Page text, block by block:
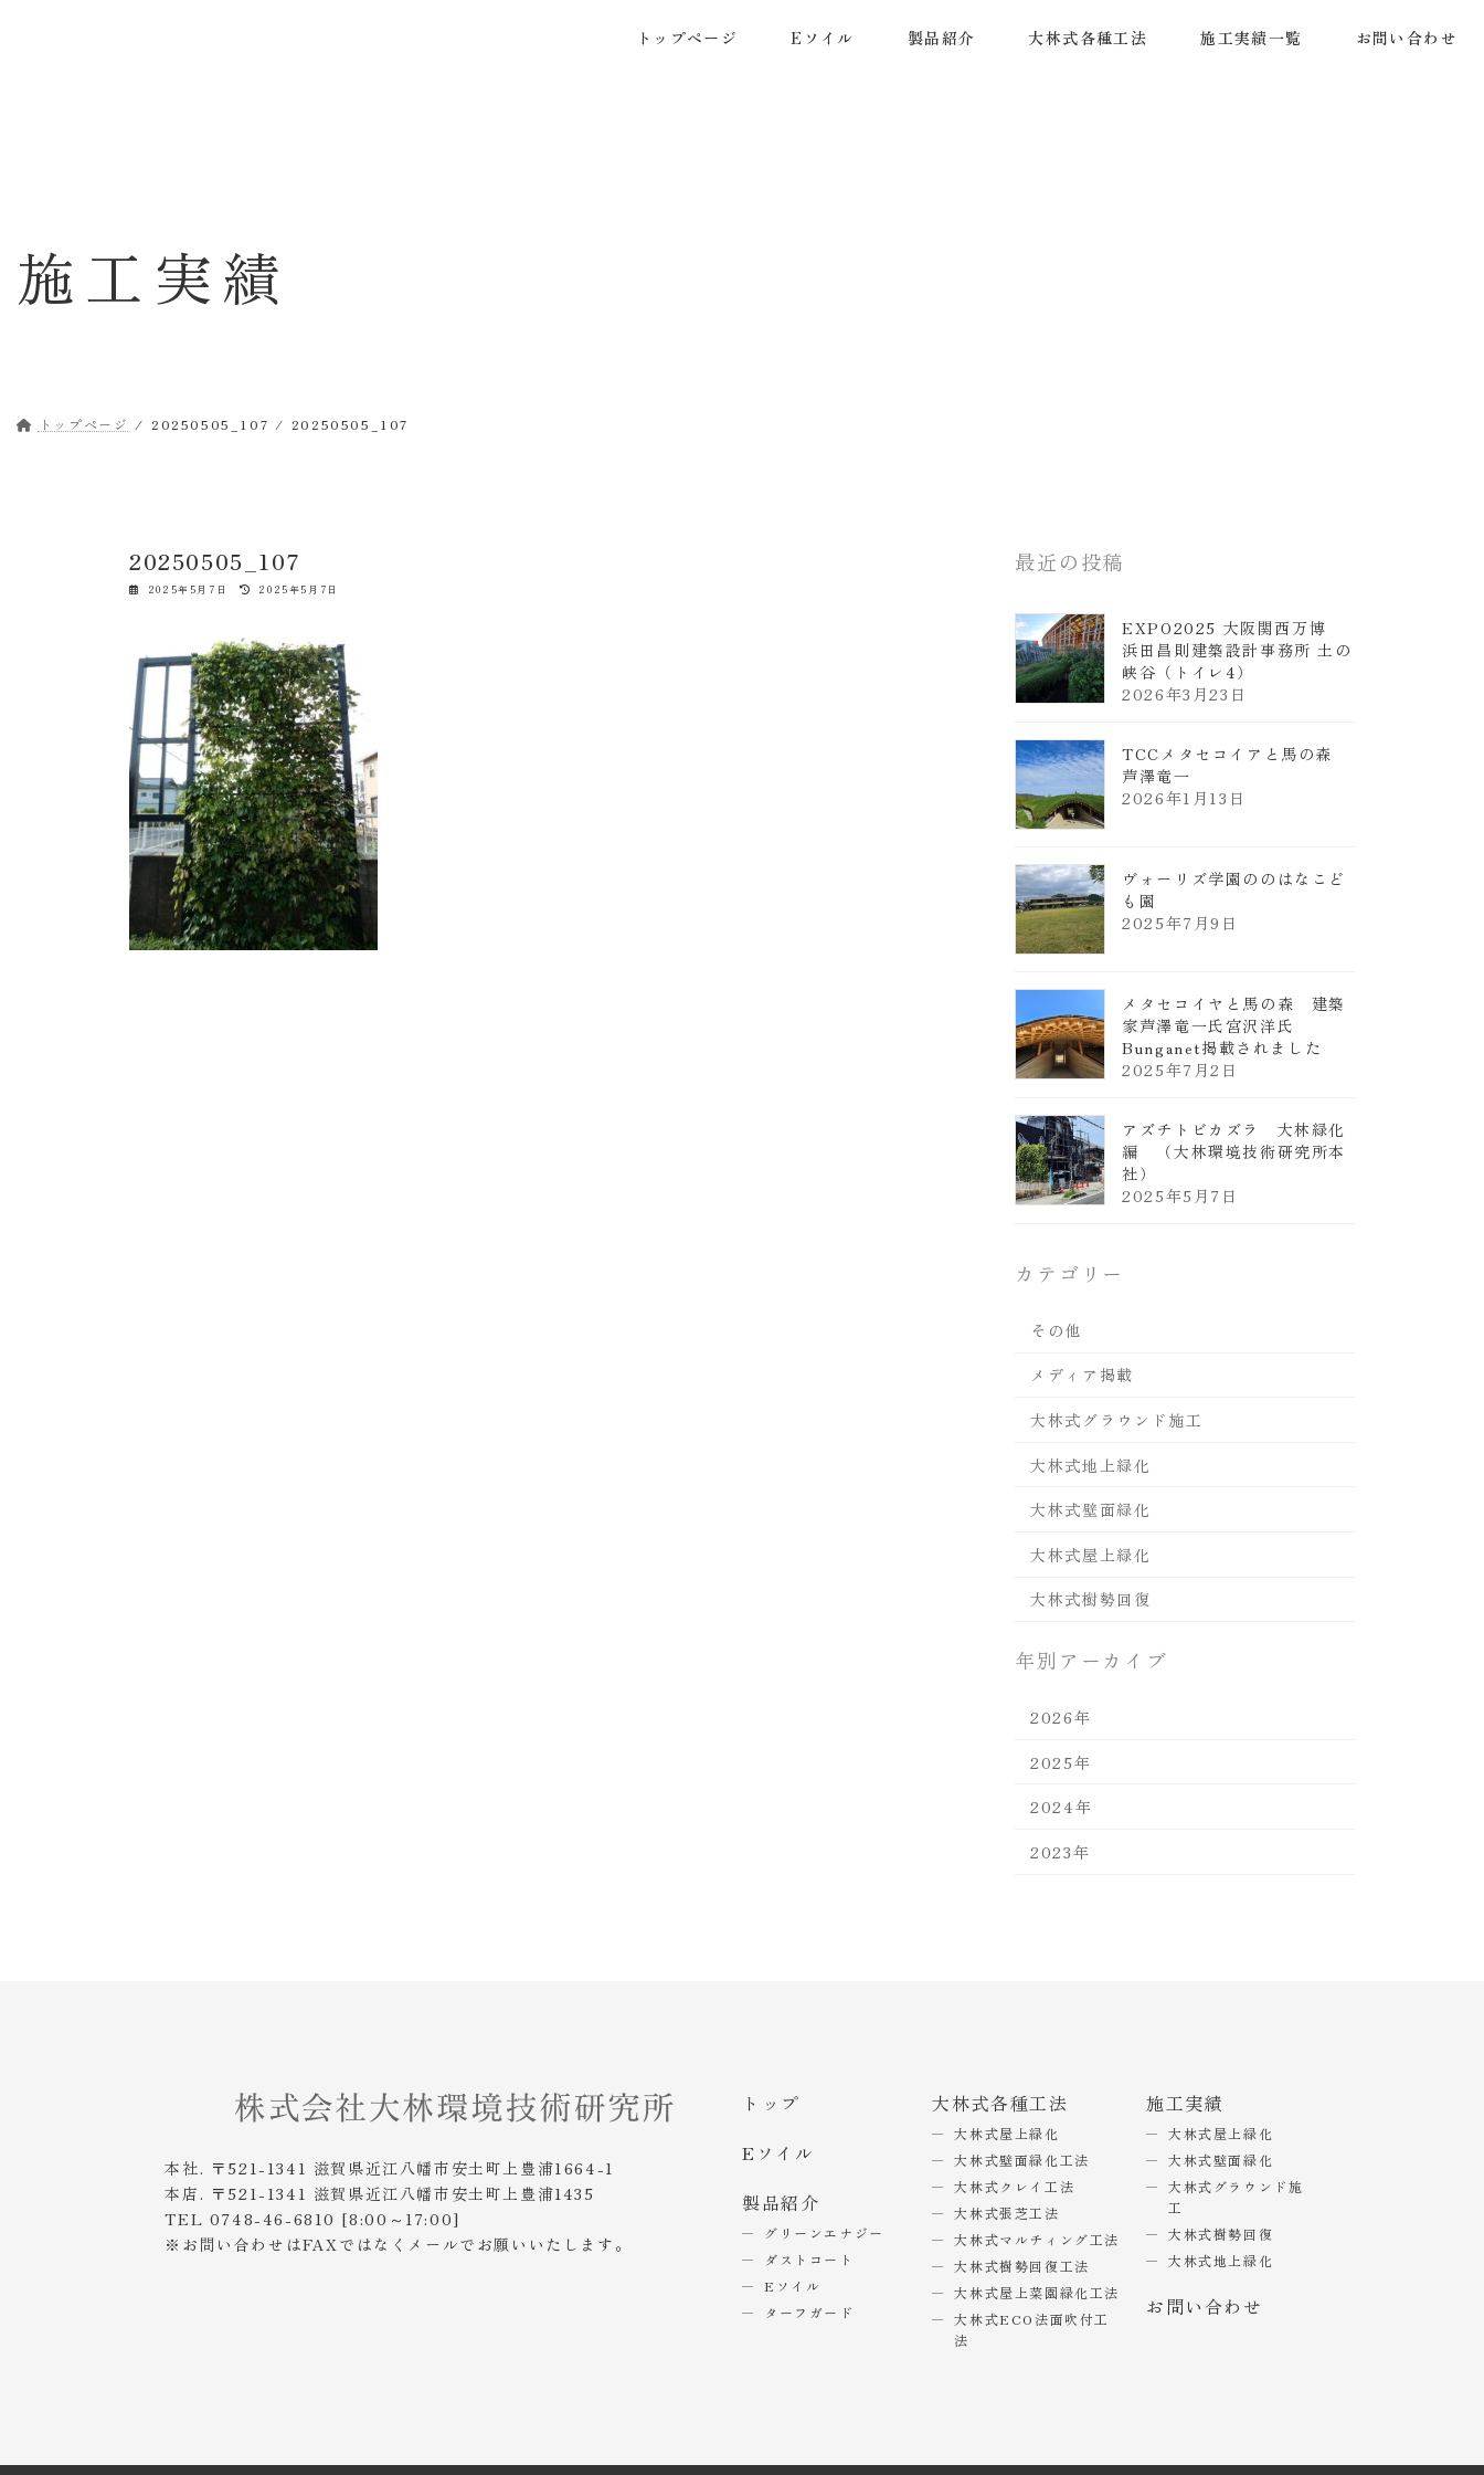
トップページ Eソイル 製品紹介 大林式各種工法 施工実績一覧 お問い合わせ
施工実績
トップページ 20250505_107 20250505_107
20250505_107
2025年5月7日
最
日
時
:
2025年5月7日
最近の投稿
EXPO2025 大阪関西万博
浜田昌則建築設計事務所 土の
峡谷（トイレ4）
2026年3月23日
TCCメタセコイアと馬の森
芦澤竜一
2026年1月13日
ヴォーリズ学園ののはなこど
も園
2025年7月9日
メタセコイヤと馬の森 建築
家芦澤竜一氏宮沢洋氏
Bunganet掲載されました
2025年7月2日
アズチトビカズラ 大林緑化
編 （大林環境技術研究所本
社）
2025年5月7日
カテゴリー
その他
メディア掲載
大林式グラウンド施工
大林式地上緑化
大林式壁面緑化
大林式屋上緑化
大林式樹勢回復
年別アーカイブ
2026年
2025年
2024年
2023年
本社. 〒521-1341 滋賀県近江八幡市安土町上豊浦1664-1
本店. 〒521-1341 滋賀県近江八幡市安土町上豊浦1435
TEL 0748-46-6810 [8:00～17:00]
※お問い合わせはFAXではなくメールでお願いいたします。
トップ
Eソイル
製品紹介
グリーンエナジー
ダストコート
Eソイル
ターフガード
大林式各種工法
大林式屋上緑化
大林式壁面緑化工法
大林式クレイ工法
大林式張芝工法
大林式マルチィング工法
大林式樹勢回復工法
大林式屋上菜園緑化工法
大林式ECO法面吹付工
法
施工実績
大林式屋上緑化
大林式壁面緑化
大林式グラウンド施
工
大林式樹勢回復
大林式地上緑化
お問い合わせ